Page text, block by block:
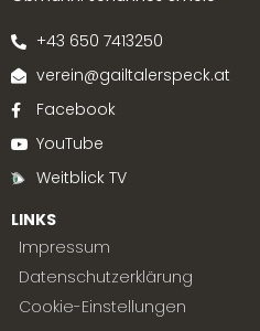
+43 650 7413250
verein@gailtalerspeck.at
Facebook
YouTube
Weitblick TV
LINKS
Impressum
Datenschutzerklärung
Cookie-Einstellungen